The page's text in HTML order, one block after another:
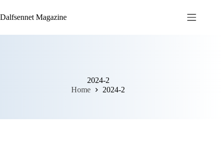
naar
de
Dalfsennet Magazine
2024-2
Home
2024-2